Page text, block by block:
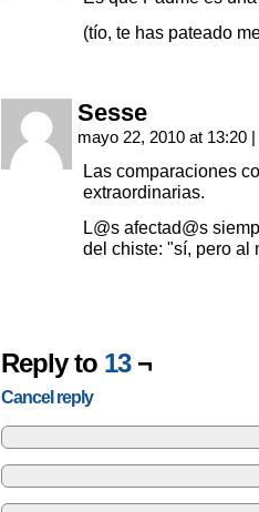
(tío, te has pateado
Sesse
mayo 22, 2010 at 13:20 |
Las comparaciones
extraordinarias.
L@s afectad@s
del chiste: "sí, pero
Reply to 13¬
Cancel reply